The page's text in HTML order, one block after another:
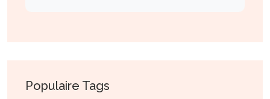
Populaire Tags